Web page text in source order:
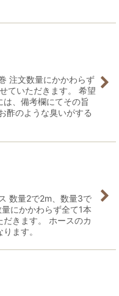
注文数量にかかわらず
ていただきます。 希望
、備考欄にてその旨
酢のような臭いがする
数量2で2m、数量3で
にかかわらず全て1本
きます。 ホースのカ
ます。